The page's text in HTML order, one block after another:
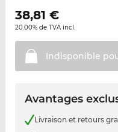
38,81 €
20.00% de TVA incl.
Indisponible
Avantages
Livraison et retours